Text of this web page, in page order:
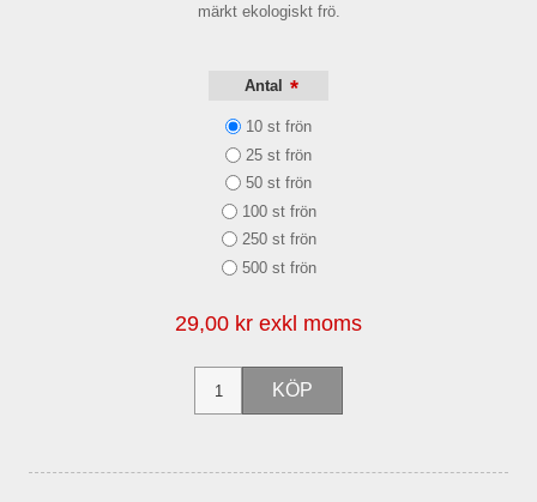
märkt ekologiskt frö.
Antal *
10 st frön
25 st frön
50 st frön
100 st frön
250 st frön
500 st frön
29,00 kr exkl moms